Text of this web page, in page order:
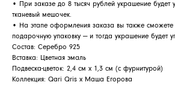
• При заказе до 8 тысяч рублей украшение
тканевый мешочек.
• На этапе оформления заказа вы также сможете
подарочную упаковку — и тогда украшение будет
Состав: Серебро 925
Вставка: Цветная эмаль
Подвеска-цветок: 2,4 см х 1,3 см (с фурнитурой)
Коллекция: Qari Qris x Маша Егорова
ОФЕРТА
ВОЗВРАТ И ГАРАНТИЯ
ОПЛАТА И ДОСТАВКА